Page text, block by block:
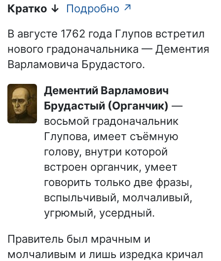
Кратко ↓
Подробно ↗
В августе 1762 года Глупов встретил
нового градоначальника — Дементия
Варламовича Брудастого.
Дементий Варламович
Брудастый (Органчик) —
восьмой градоначальник
Глупова, имеет съёмную
голову, внутри которой
встроен органчик, умеет
говорить только две фразы,
вспыльчивый, молчаливый,
угрюмый, усердный.
Правитель был мрачным и
молчаливым и лишь изредка кричал